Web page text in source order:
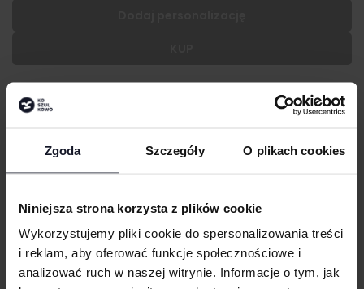
Zgoda Szczegóły O plikach cookies
Niniejsza strona korzysta z plików cookie
Wykorzystujemy pliki cookie do spersonalizowania treści
i reklam, aby oferować funkcje społecznościowe i
analizować ruch w naszej witrynie. Informacje o tym, jak
OPIS
Szerokie, prążkowane ściągacze
Haft komputerowy
Haft komputerowy to technologia pozwalająca wykonywać zdobienia
poliestrowymi nićmi za pomocą specjalnych maszyn haftujących. W
DOSTAWA I PŁATNOŚĆ
RODZAJ NADRUKU
UMIEJSCOWIENIE
WIELKOŚĆ
W:
cm | SZ: cm
WGRAJ GRAFIKĘ